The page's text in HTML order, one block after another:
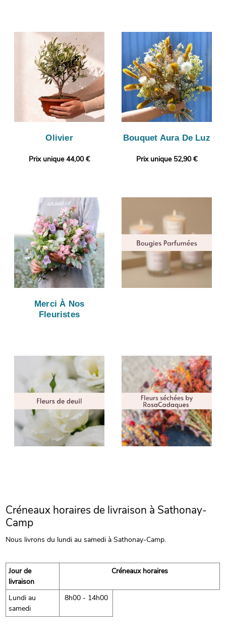
Olivier
Prix unique 44,00 €
Bouquet Aura De Luz
Prix unique 52,90 €
Merci À Nos
Fleuristes
Créneaux horaires de livraison à Sathonay-
Camp
Nous livrons du lundi au samedi à Sathonay-Camp.
Jour de
livraison
Créneaux horaires
Lundi au
samedi
8h00 - 14h00